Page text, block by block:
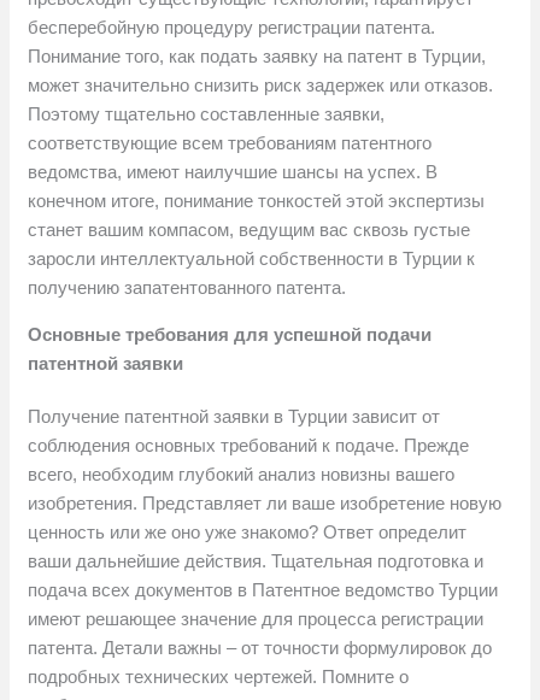
бесперебойную процедуру регистрации патента.
Понимание того, как подать заявку на патент в Турции,
может значительно снизить риск задержек или отказов.
Поэтому тщательно составленные заявки,
соответствующие всем требованиям патентного
ведомства, имеют наилучшие шансы на успех. В
конечном итоге, понимание тонкостей этой экспертизы
станет вашим компасом, ведущим вас сквозь густые
заросли интеллектуальной собственности в Турции к
получению запатентованного патента.
Основные требования для успешной подачи
патентной заявки
Получение патентной заявки в Турции зависит от
соблюдения основных требований к подаче. Прежде
всего, необходим глубокий анализ новизны вашего
изобретения. Представляет ли ваше изобретение новую
ценность или же оно уже знакомо? Ответ определит
ваши дальнейшие действия. Тщательная подготовка и
подача всех документов в Патентное ведомство Турции
имеют решающее значение для процесса регистрации
патента. Детали важны – от точности формулировок до
подробных технических чертежей. Помните о